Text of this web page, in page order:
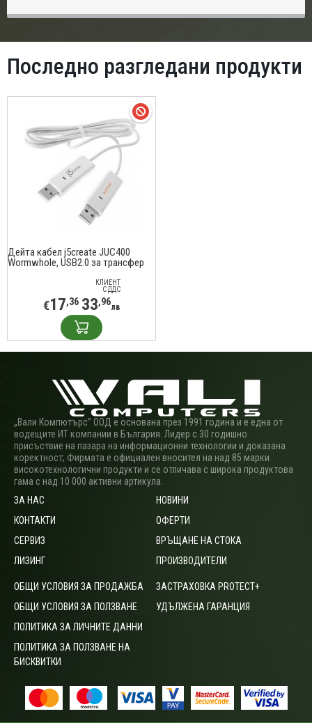
Последно разгледани продукти
Дейта кабел j5create JUC400
Wormwhole, USB2.0 за трансфер
КЛИЕНТ
С ДДС
€17,36 33,96лв
„Вали Компютърс” ООД е основана през 1991 година и е една от
водещите ИТ компании в България. Лидер с 30 годишно
присъствие на пазара на информационни технологии и доказана
коректност; Фирмата е официален вносител на над 85 марки
високотехнологични продукти и се отличава с широка продуктова
гама с над 10 000 активни артикула.
ЗА НАС
КОНТАКТИ
СЕРВИЗ
ЛИЗИНГ
НОВИНИ
ОФЕРТИ
ВРЪЩАНЕ НА СТОКА
ПРОИЗВОДИТЕЛИ
ОБЩИ УСЛОВИЯ ЗА ПРОДАЖБА
ОБЩИ УСЛОВИЯ ЗА ПОЛЗВАНЕ
ПОЛИТИКА ЗА ЛИЧНИТЕ ДАННИ
ПОЛИТИКА ЗА ПОЛЗВАНЕ НА
БИСКВИТКИ
ЗАСТРАХОВКА PROTECT+
УДЪЛЖЕНА ГАРАНЦИЯ